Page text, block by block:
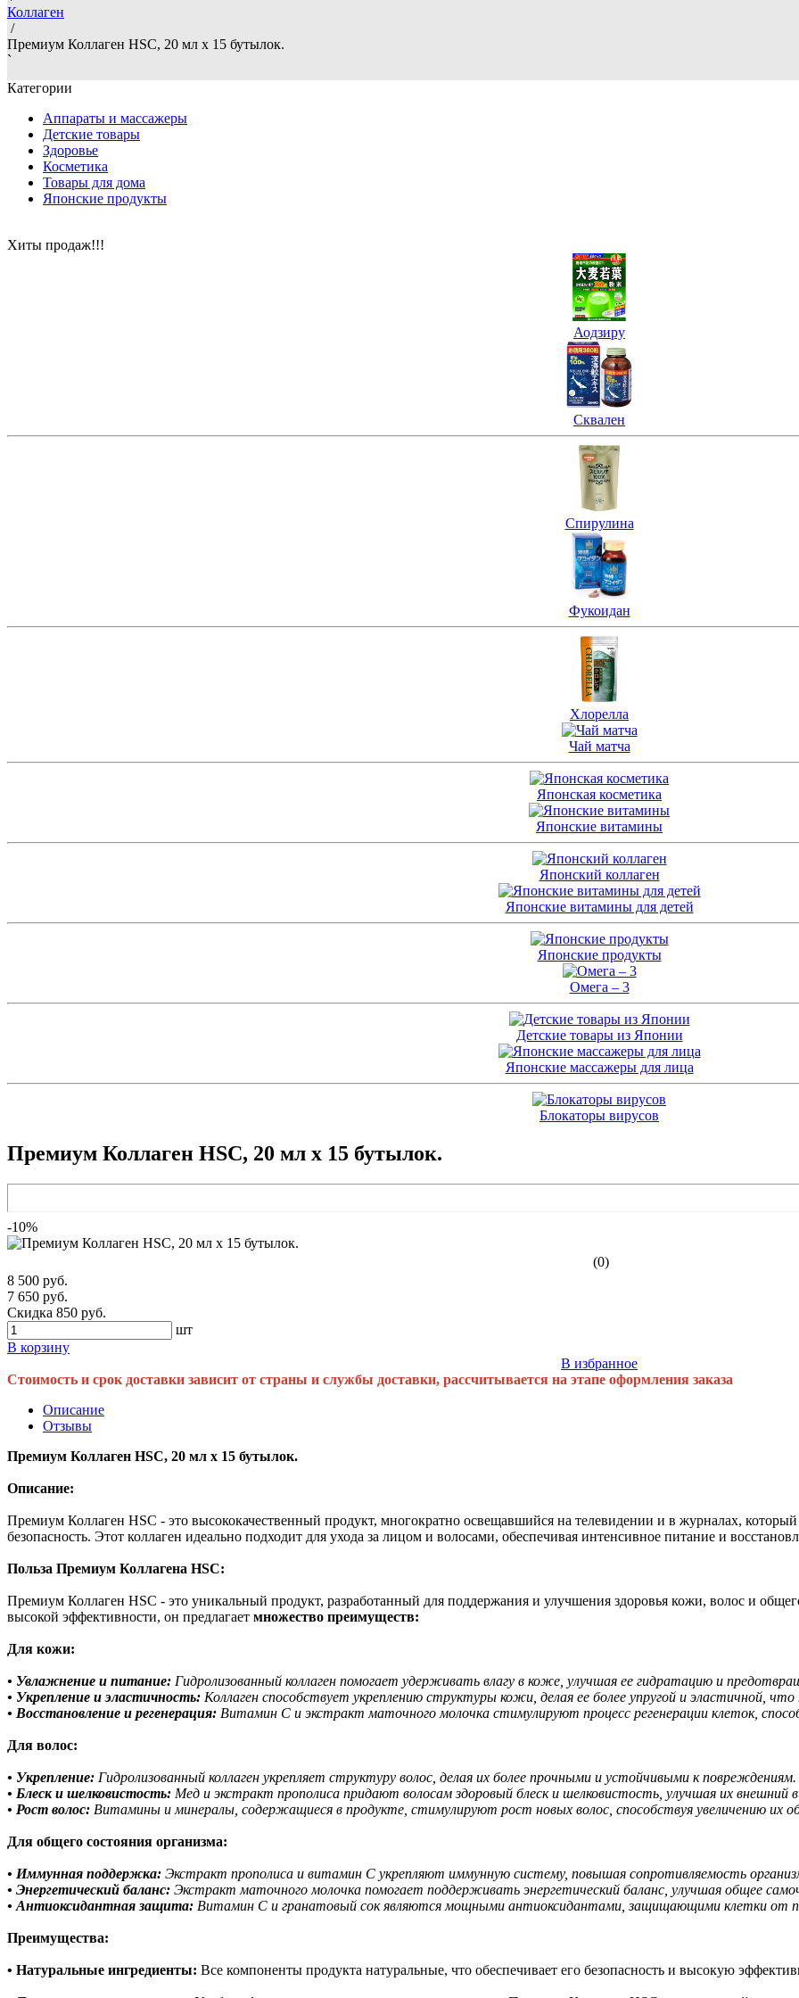
Коллаген
/
Премиум Коллаген HSC, 20 мл x 15 бутылок.
`
Категории
Аппараты и массажеры
Детские товары
Здоровье
Косметика
Товары для дома
Японские продукты
Хиты продаж!!!
Аодзиру
Сквален
Спирулина
Фукоидан
Хлорелла
Чай матча
Японская косметика
Японские витамины
Японский коллаген
Японские витамины для детей
Японские продукты
Омега – 3
Детские товары из Японии
Японские массажеры для лица
Блокаторы вирусов
Премиум Коллаген HSC, 20 мл x 15 бутылок.
-10%
(0)
8 500 руб.
7 650 руб.
Скидка 850 руб.
шт
В корзину
В избранное
Стоимость и срок доставки зависит от страны и службы доставки, рассчитывается на этапе оформления заказа
Описание
Отзывы
Премиум Коллаген HSC, 20 мл x 15 бутылок.
Описание:
Премиум Коллаген HSC - это высококачественный продукт, многократно освещавшийся на телевидении и в журналах,
безопасность. Этот коллаген идеально подходит для ухода за лицом и волосами, обеспечивая интенсивное питание и
Польза Премиум Коллагена HSC:
Премиум Коллаген HSC - это уникальный продукт, разработанный для поддержания и улучшения здоровья кожи, волос и
высокой эффективности, он предлагает множество преимуществ:
Для кожи:
• Увлажнение и питание: Гидролизованный коллаген помогает удерживать влагу в коже, улучшая ее гидратацию и
• Укрепление и эластичность: Коллаген способствует укреплению структуры кожи, делая ее более упругой и эластичной,
• Восстановление и регенерация: Витамин C и экстракт маточного молочка стимулируют процесс регенерации клеток,
Для волос:
• Укрепление: Гидролизованный коллаген укрепляет структуру волос, делая их более прочными и устойчивыми к повреждениям.
• Блеск и шелковистость: Мед и экстракт прополиса придают волосам здоровый блеск и шелковистость, улучшая их внешний
• Рост волос: Витамины и минералы, содержащиеся в продукте, стимулируют рост новых волос, способствуя увеличению их
Для общего состояния организма:
• Иммунная поддержка: Экстракт прополиса и витамин C укрепляют иммунную систему, повышая сопротивляемость
• Энергетический баланс: Экстракт маточного молочка помогает поддерживать энергетический баланс, улучшая общее
• Антиоксидантная защита: Витамин C и гранатовый сок являются мощными антиоксидантами, защищающими клетки от
Преимущества:
• Натуральные ингредиенты: Все компоненты продукта натуральные, что обеспечивает его безопасность и высокую